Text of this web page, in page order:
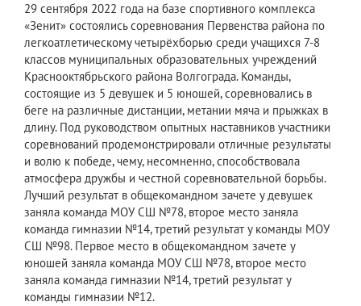
29 сентября 2022 года на базе спортивного комплекса
«Зенит» состоялись соревнования Первенства района по
легкоатлетическому четырёхборью среди учащихся 7-8
классов муниципальных образовательных учреждений
Краснооктябрьского района Волгограда. Команды,
состоящие из 5 девушек и 5 юношей, соревновались в
беге на различные дистанции, метании мяча и прыжках в
длину. Под руководством опытных наставников участники
соревнований продемонстрировали отличные результаты
и волю к победе, чему, несомненно, способствовала
атмосфера дружбы и честной соревновательной борьбы.
Лучший результат в общекомандном зачете у девушек
заняла команда МОУ СШ №78, второе место заняла
команда гимназии №14, третий результат у команды МОУ
СШ №98. Первое место в общекомандном зачете у
юношей заняла команда МОУ СШ №78, второе место
заняла команда гимназии №14, третий результат у
команды гимназии №12.